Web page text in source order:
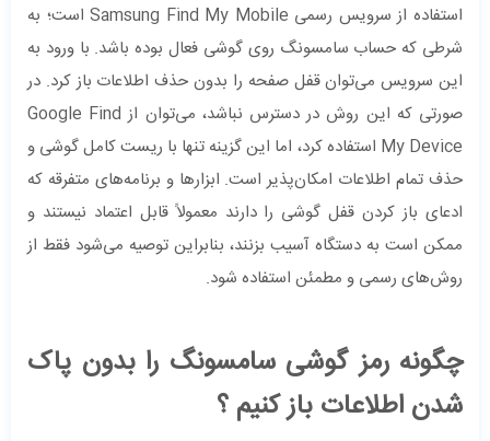
استفاده از سرویس رسمی Samsung Find My Mobile است؛ به
شرطی که حساب سامسونگ روی گوشی فعال بوده باشد. با ورود به
این سرویس می‌توان قفل صفحه را بدون حذف اطلاعات باز کرد. در
صورتی که این روش در دسترس نباشد، می‌توان از Google Find
My Device استفاده کرد، اما این گزینه تنها با ریست کامل گوشی و
حذف تمام اطلاعات امکان‌پذیر است. ابزارها و برنامه‌های متفرقه که
ادعای باز کردن قفل گوشی را دارند معمولاً قابل اعتماد نیستند و
ممکن است به دستگاه آسیب بزنند، بنابراین توصیه می‌شود فقط از
روش‌های رسمی و مطمئن استفاده شود.
چگونه رمز گوشی سامسونگ را بدون پاک
شدن اطلاعات باز کنیم ؟